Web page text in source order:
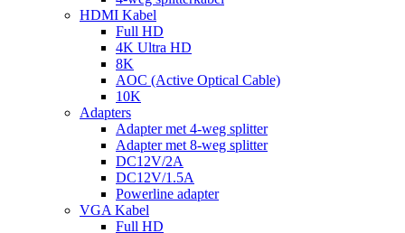
HDMI Kabel
Full HD
4K Ultra HD
8K
AOC (Active Optical Cable)
10K
Adapters
Adapter met 4-weg splitter
Adapter met 8-weg splitter
DC12V/2A
DC12V/1.5A
Powerline adapter
VGA Kabel
Full HD